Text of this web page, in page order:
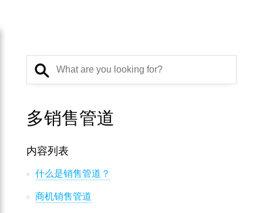
多销售管道
内容列表
什么是销售管道？
商机销售管道